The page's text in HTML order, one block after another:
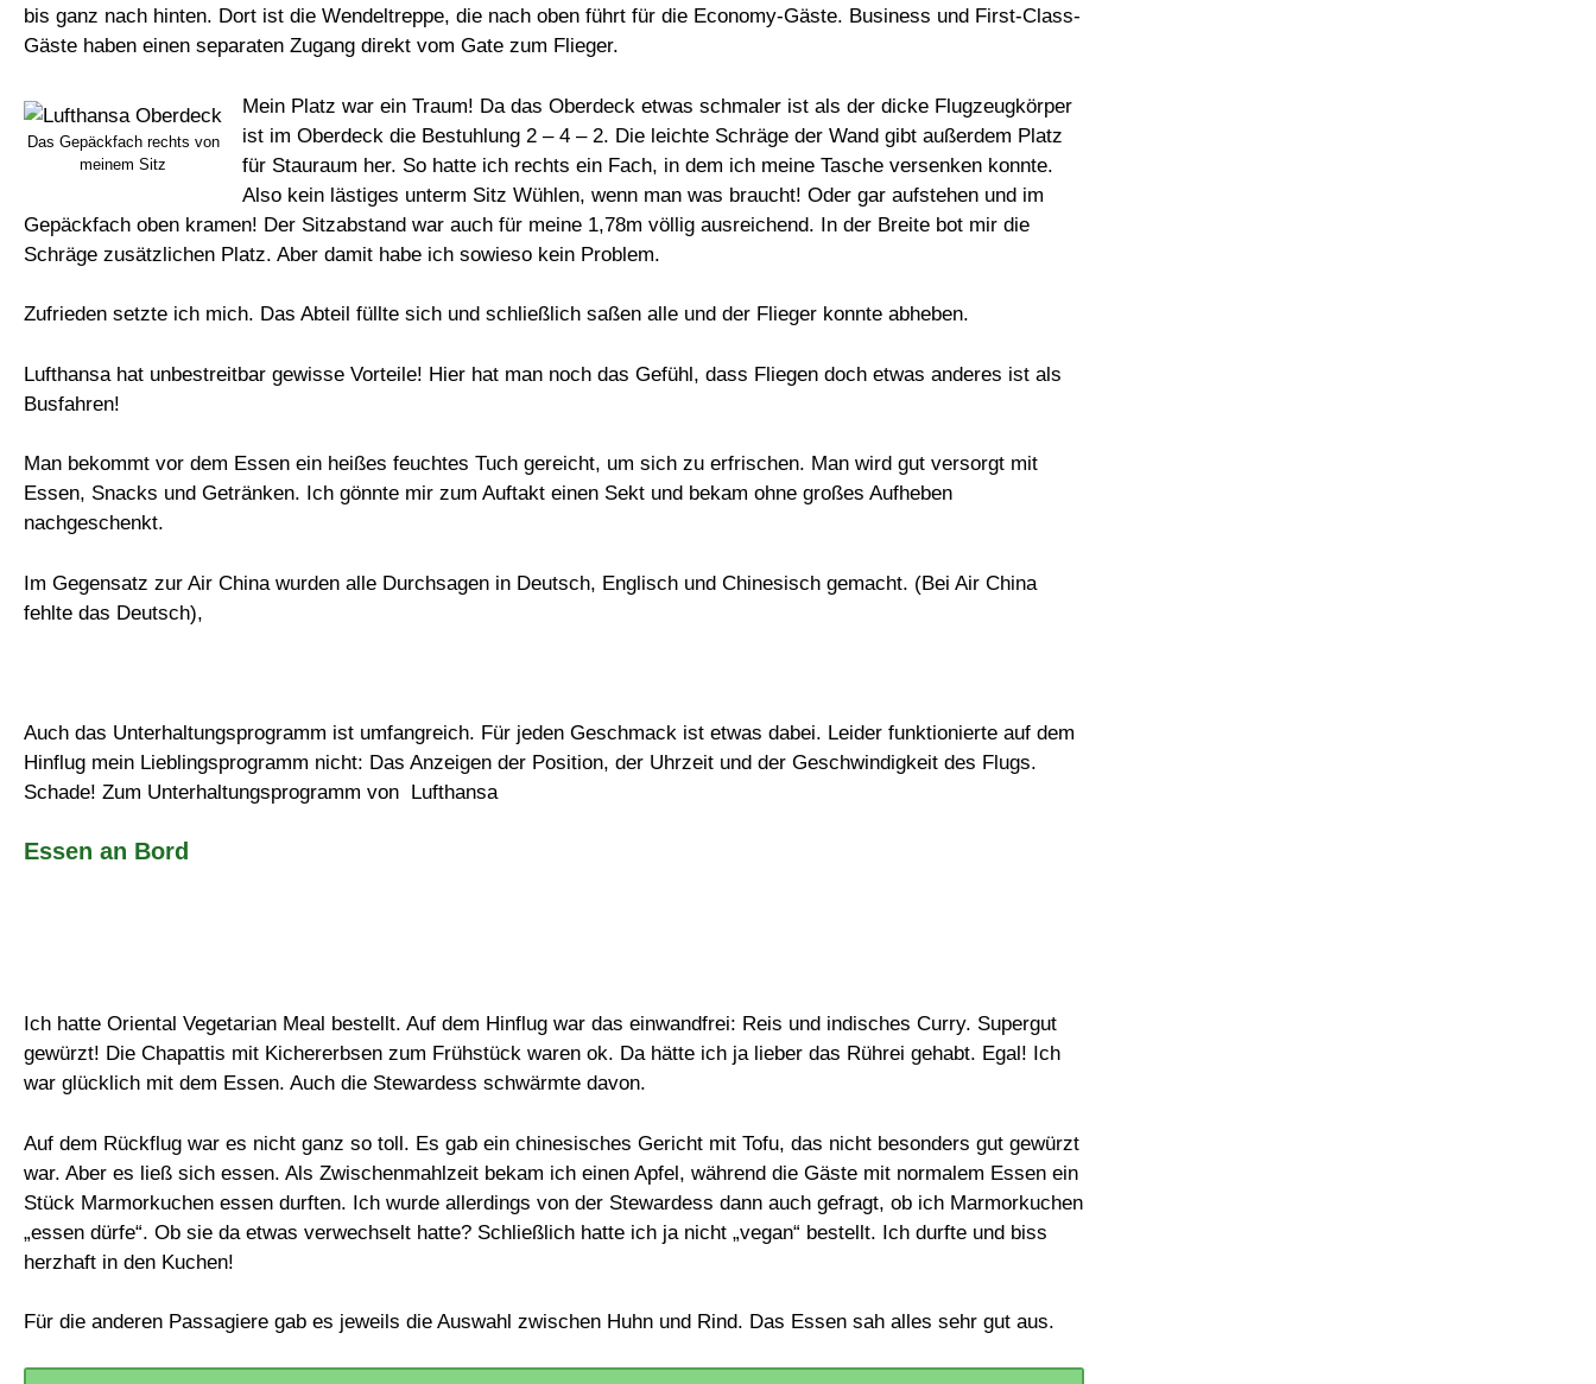
bis ganz nach hinten. Dort ist die Wendeltreppe, die nach oben führt für die Economy-Gäste. Business und First-Class-
Gäste haben einen separaten Zugang direkt vom Gate zum Flieger.
Das Gepäckfach rechts von
meinem Sitz
Mein Platz war ein Traum! Da das Oberdeck etwas schmaler ist als der dicke Flugzeugkörper
ist im Oberdeck die Bestuhlung 2 – 4 – 2. Die leichte Schräge der Wand gibt außerdem Platz
für Stauraum her. So hatte ich rechts ein Fach, in dem ich meine Tasche versenken konnte.
Also kein lästiges unterm Sitz Wühlen, wenn man was braucht! Oder gar aufstehen und im
Gepäckfach oben kramen! Der Sitzabstand war auch für meine 1,78m völlig ausreichend. In der Breite bot mir die
Schräge zusätzlichen Platz. Aber damit habe ich sowieso kein Problem.
Zufrieden setzte ich mich. Das Abteil füllte sich und schließlich saßen alle und der Flieger konnte abheben.
Lufthansa hat unbestreitbar gewisse Vorteile! Hier hat man noch das Gefühl, dass Fliegen doch etwas anderes ist als
Busfahren!
Man bekommt vor dem Essen ein heißes feuchtes Tuch gereicht, um sich zu erfrischen. Man wird gut versorgt mit
Essen, Snacks und Getränken. Ich gönnte mir zum Auftakt einen Sekt und bekam ohne großes Aufheben
nachgeschenkt.
Im Gegensatz zur Air China wurden alle Durchsagen in Deutsch, Englisch und Chinesisch gemacht. (Bei Air China
fehlte das Deutsch),
Auch das Unterhaltungsprogramm ist umfangreich. Für jeden Geschmack ist etwas dabei. Leider funktionierte auf dem
Hinflug mein Lieblingsprogramm nicht: Das Anzeigen der Position, der Uhrzeit und der Geschwindigkeit des Flugs.
Schade! Zum Unterhaltungsprogramm von Lufthansa
Essen an Bord
Ich hatte Oriental Vegetarian Meal bestellt. Auf dem Hinflug war das einwandfrei: Reis und indisches Curry. Supergut
gewürzt! Die Chapattis mit Kichererbsen zum Frühstück waren ok. Da hätte ich ja lieber das Rührei gehabt. Egal! Ich
war glücklich mit dem Essen. Auch die Stewardess schwärmte davon.
Auf dem Rückflug war es nicht ganz so toll. Es gab ein chinesisches Gericht mit Tofu, das nicht besonders gut gewürzt
war. Aber es ließ sich essen. Als Zwischenmahlzeit bekam ich einen Apfel, während die Gäste mit normalem Essen ein
Stück Marmorkuchen essen durften. Ich wurde allerdings von der Stewardess dann auch gefragt, ob ich Marmorkuchen
„essen dürfe“. Ob sie da etwas verwechselt hatte? Schließlich hatte ich ja nicht „vegan“ bestellt. Ich durfte und biss
herzhaft in den Kuchen!
Für die anderen Passagiere gab es jeweils die Auswahl zwischen Huhn und Rind. Das Essen sah alles sehr gut aus.